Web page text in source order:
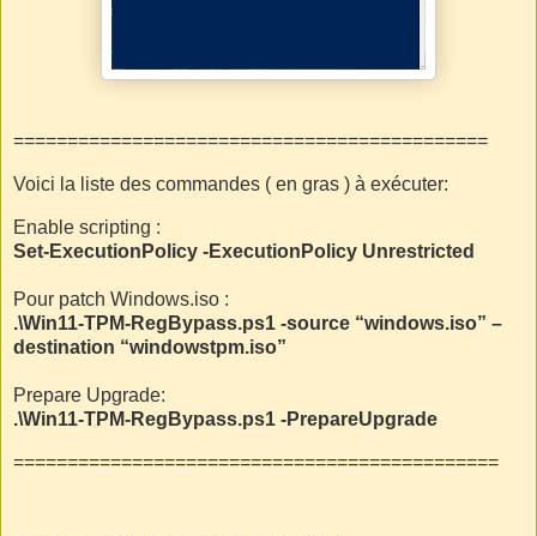
============================================
Voici la liste des commandes ( en gras ) à exécuter:
Enable scripting :
Set-ExecutionPolicy -ExecutionPolicy Unrestricted
Pour patch Windows.iso :
.\Win11-TPM-RegBypass.ps1 -source “windows.iso” –
destination “windowstpm.iso”
Prepare Upgrade:
.\Win11-TPM-RegBypass.ps1 -PrepareUpgrade
=============================================